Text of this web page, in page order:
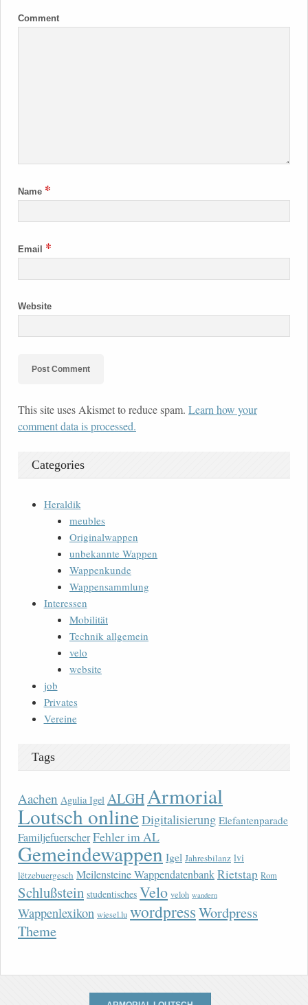
Comment
Name *
Email *
Website
This site uses Akismet to reduce spam. Learn how your
comment data is processed.
Categories
Heraldik
meubles
Originalwappen
unbekannte Wappen
Wappenkunde
Wappensammlung
Interessen
Mobilität
Technik allgemein
velo
website
job
Privates
Vereine
Tags
Aachen Agulia Igel ALGH Armorial
Loutsch onlineDigitalisierung Elefantenparade
FamiljefuerscherFehler im AL
Gemeindewappen Igel Jahresbilanz lvi
lëtzebuergesch Meilensteine WappendatenbankRietstap Rom
Schlußstein studentisches Velo veloh wandern
Wappenlexikon wiesel.lu wordpressWordpress
Theme